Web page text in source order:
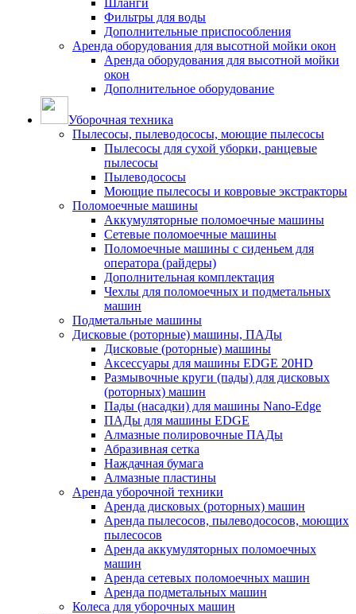
Шланги
Фильтры для воды
Дополнительные приспособления
Аренда оборудования для высотной мойки окон
Аренда оборудования для высотной мойки
окон
Дополнительное оборудование
Уборочная техника
Пылесосы, пылеводососы, моющие пылесосы
Пылесосы для сухой уборки, ранцевые
пылесосы
Пылеводососы
Моющие пылесосы и ковровые экстракторы
Поломоечные машины
Аккумуляторные поломоечные машины
Сетевые поломоечные машины
Поломоечные машины с сиденьем для
оператора (райдеры)
Дополнительная комплектация
Чехлы для поломоечных и подметальных
машин
Подметальные машины
Дисковые (роторные) машины, ПАДы
Дисковые (роторные) машины
Аксессуары для машины EDGE 20HD
Размывочные круги (пады) для дисковых
(роторных) машин
Пады (насадки) для машины Nano-Edge
ПАДы для машины EDGE
Алмазные полировочные ПАДы
Абразивная сетка
Наждачная бумага
Алмазные пластины
Аренда уборочной техники
Аренда дисковых (роторных) машин
Аренда пылесосов, пылеводососов, моющих
пылесосов
Аренда аккумуляторных поломоечных
машин
Аренда сетевых поломоечных машин
Аренда подметальных машин
Колеса для уборочных машин